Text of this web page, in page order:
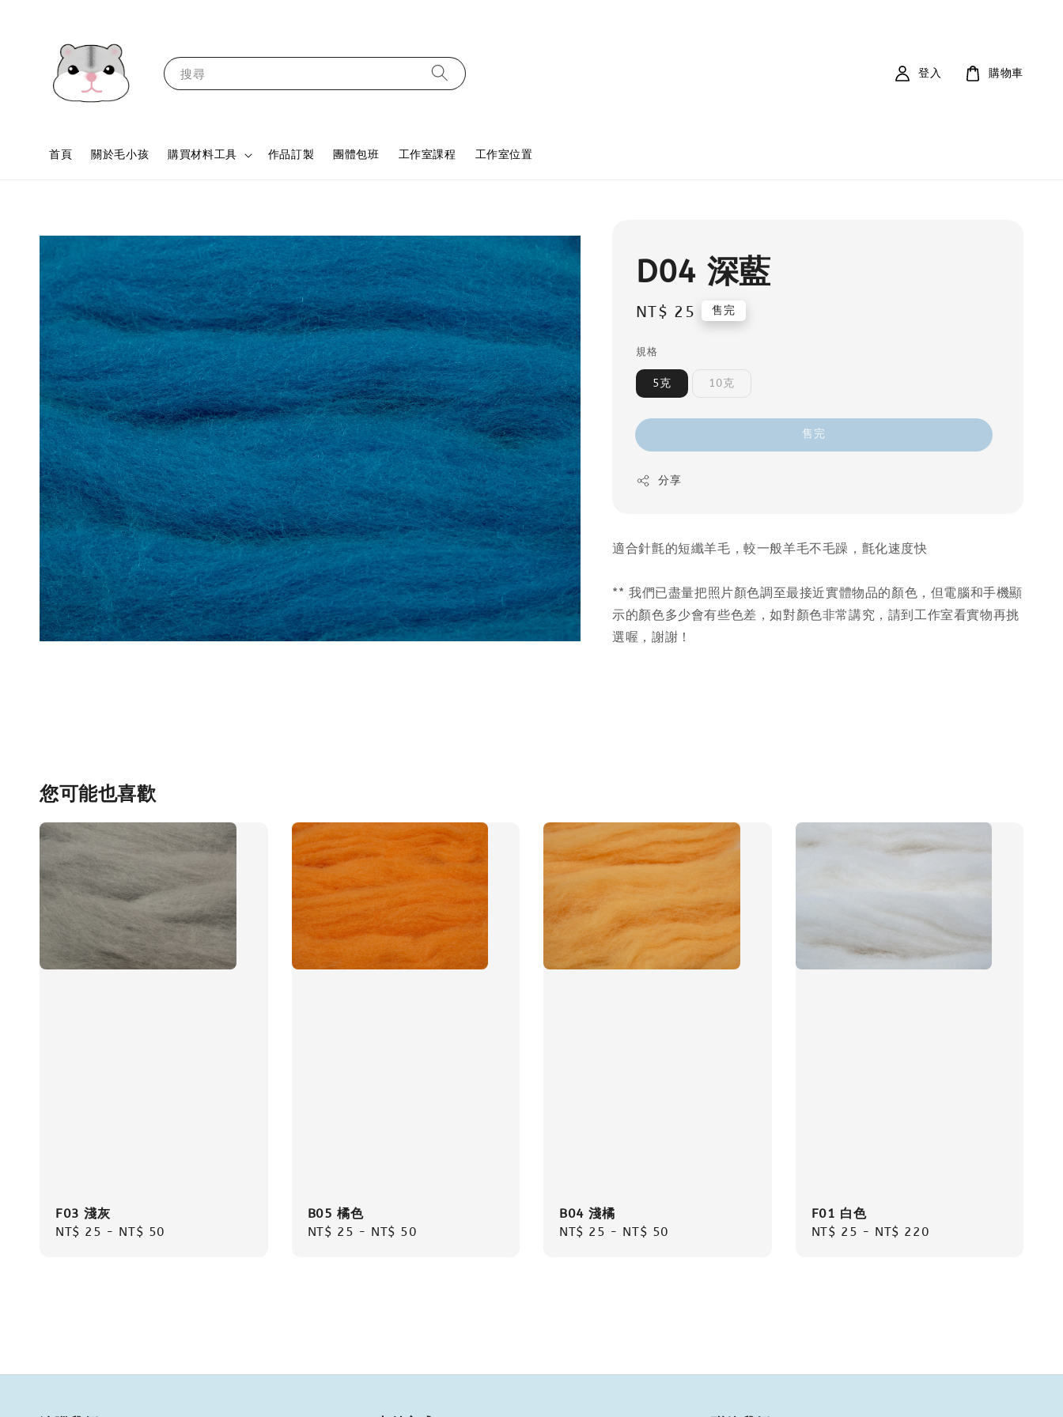
搜尋
首頁 關於毛小孩 購買材料工具 作品訂製 團體包班 工作室課程 工作室位置
登入 購物車
D04 深藍
Regular
NT$ 25 售完
規格
5克 10克
售完
分享
適合針氈的短纖羊毛，較一般羊毛不毛躁，氈化速度快
** 我們已盡量把照片顏色調至最接近實體物品的顏色，但電腦和手機顯
示的顏色多少會有些色差，如對顏色非常講究，請到工作室看實物再挑
選喔，謝謝！
您可能也喜歡
F03 淺灰
Regular
NT$ 25 - NT$ 50
B05 橘色
Regular
NT$ 25 - NT$ 50
B04 淺橘
Regular
NT$ 25 - NT$ 50
F01 白色
Regular
NT$ 25 - NT$ 220